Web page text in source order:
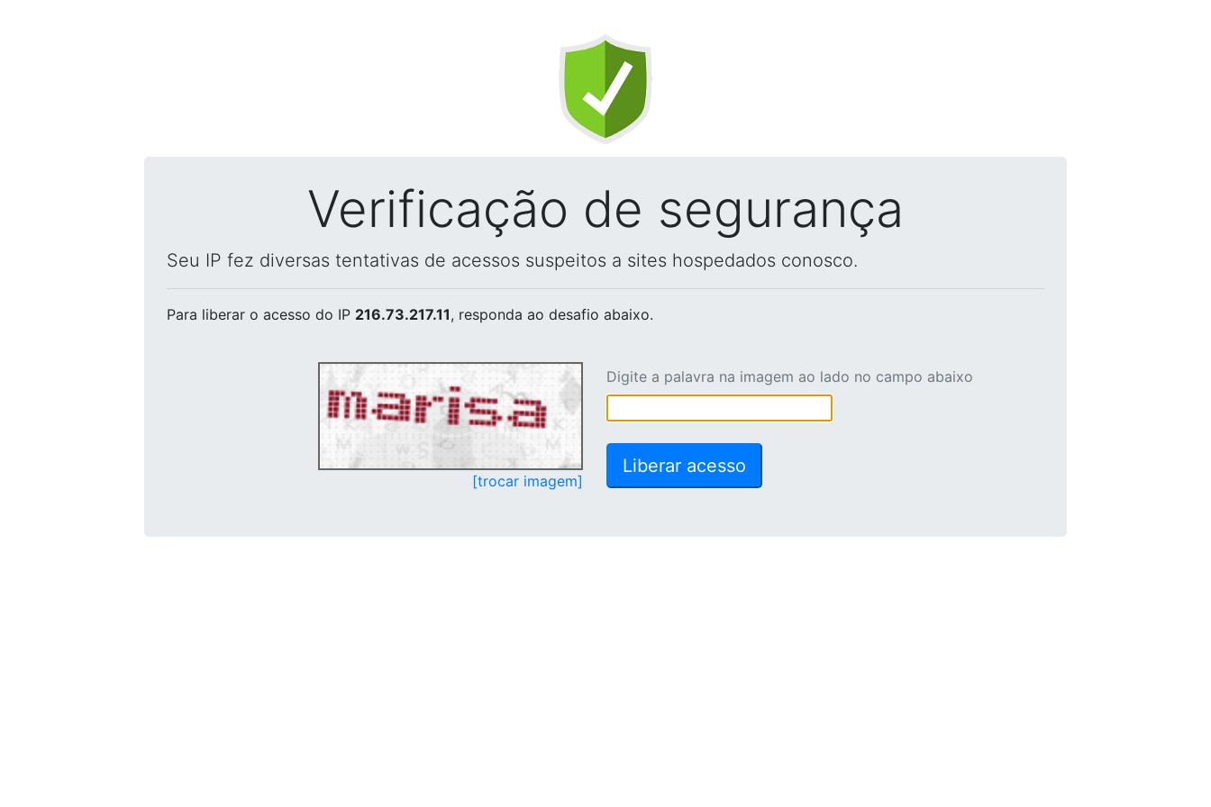
Verificação de segurança
Seu IP fez diversas tentativas de acessos suspeitos a sites hospedados conosco.
Para liberar o acesso do IP 216.73.217.11, responda ao desafio abaixo.
[trocar imagem]
Digite a palavra na imagem ao lado no campo abaixo